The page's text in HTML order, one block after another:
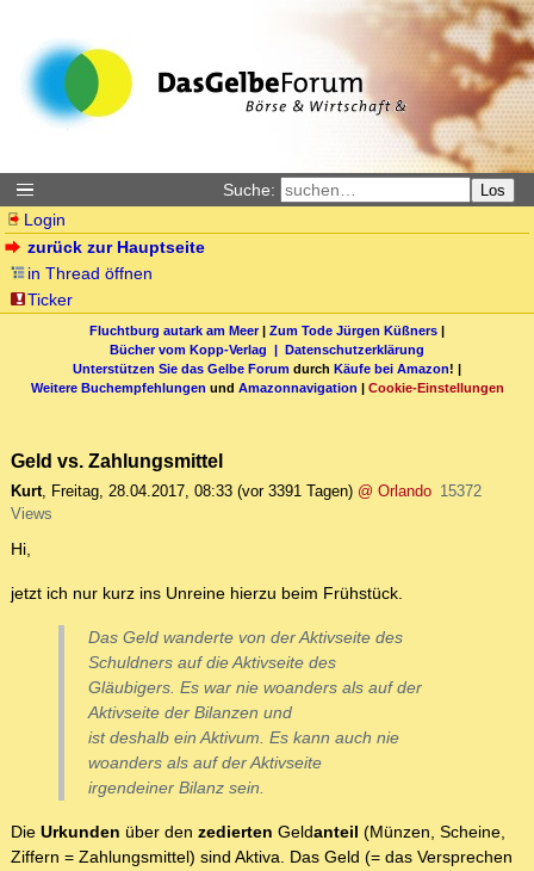
Suche: Los
Login
zurück zur Hauptseite
in Thread öffnen
Ticker
Fluchtburg autark am Meer| Zum Tode Jürgen Küßners |
Bücher vom Kopp-Verlag | Datenschutzerklärung
Unterstützen Sie das Gelbe Forum durch Käufe bei Amazon! |
Weitere Buchempfehlungen und Amazonnavigation | Cookie-Einstellungen
Geld vs. Zahlungsmittel
Kurt, Freitag, 28.04.2017, 08:33 (vor 3391 Tagen) @ Orlando 15372
Views
Hi,
jetzt ich nur kurz ins Unreine hierzu beim Frühstück.
Das Geld wanderte von der Aktivseite des
Schuldners auf die Aktivseite des
Gläubigers. Es war nie woanders als auf der
Aktivseite der Bilanzen und
ist deshalb ein Aktivum. Es kann auch nie
woanders als auf der Aktivseite
irgendeiner Bilanz sein.
Die Urkunden über den zedierten Geldanteil (Münzen, Scheine,
Ziffern = Zahlungsmittel) sind Aktiva. Das Geld (= das Versprechen